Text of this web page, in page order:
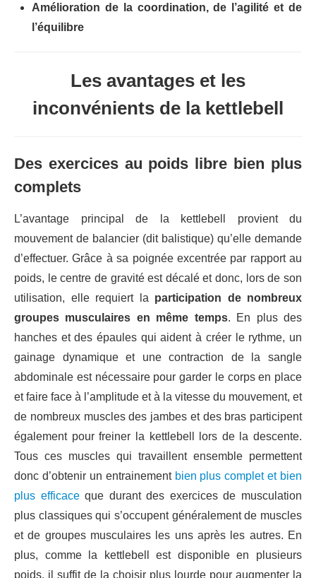
Amélioration de la coordination, de l’agilité et de
l’équilibre
Les avantages et les
inconvénients de la kettlebell
Des exercices au poids libre bien plus
complets
L’avantage principal de la kettlebell provient du
mouvement de balancier (dit balistique) qu’elle demande
d’effectuer. Grâce à sa poignée excentrée par rapport au
poids, le centre de gravité est décalé et donc, lors de son
utilisation, elle requiert la participation de nombreux
groupes musculaires en même temps. En plus des
hanches et des épaules qui aident à créer le rythme, un
gainage dynamique et une contraction de la sangle
abdominale est nécessaire pour garder le corps en place
et faire face à l’amplitude et à la vitesse du mouvement, et
de nombreux muscles des jambes et des bras participent
également pour freiner la kettlebell lors de la descente.
Tous ces muscles qui travaillent ensemble permettent
donc d’obtenir un entrainement bien plus complet et bien
plus efficaceque durant des exercices de musculation
plus classiques qui s’occupent généralement de muscles
et de groupes musculaires les uns après les autres. En
plus, comme la kettlebell est disponible en plusieurs
poids, il suffit de la choisir plus lourde pour augmenter la